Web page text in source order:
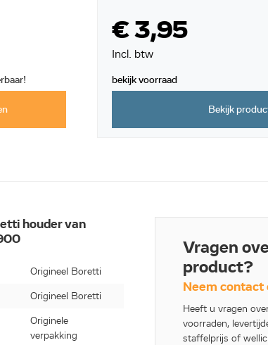
€ 3,95
Incl. btw
bekijk voorraad
Bekijk
houder van
Origineel Boretti
Origineel Boretti
Originele
verpakking
Vragen
product?
Neem contact
Heeft u vragen
voorraden,
staffelprijs of